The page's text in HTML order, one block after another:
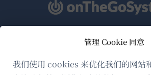
管理 Cookie 同意
我们使用 cookies 来优化我们的网站
关于WPML
GDPR与隐私政策